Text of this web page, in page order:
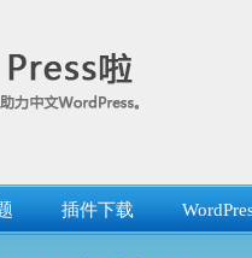
插件下载